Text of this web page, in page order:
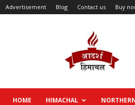
Advertisement Blog Contact us Buy
HOME HIMACHAL